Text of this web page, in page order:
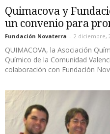
Quimacova y
un convenio para
Fundación Novaterra - 2 diciembre,
QUIMACOVA, la Asociación
Químico de la Comunidad
colaboración con Fundación